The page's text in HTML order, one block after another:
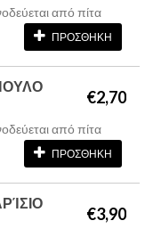
από πίτα
ΠΡΟΣΘΗΚΗ
€2,70
από πίτα
ΠΡΟΣΘΗΚΗ
€3,90